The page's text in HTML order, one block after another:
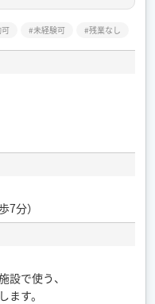
未経験可 残業なし
7分）
設で使う、
す。